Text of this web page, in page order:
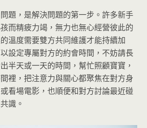
題，是解決問題的第一步。許多新手
而精疲力竭，無力也無心經營彼此的
溫度需要雙方共同維護才能持續加
設定專屬對方的約會時間，不妨請長
半天或一天的時間，幫忙照顧寶寶，
裡，把注意力與關心都聚焦在對方身
看場電影，也順便和對方討論最近碰
識。